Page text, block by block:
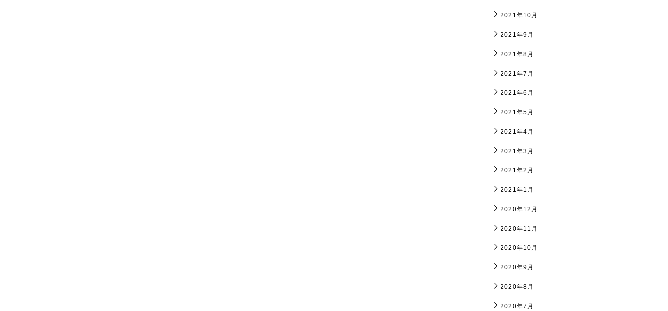
2021年10月
2021年9月
2021年8月
2021年7月
2021年6月
2021年5月
2021年4月
2021年3月
2021年2月
2021年1月
2020年12月
2020年11月
2020年10月
2020年9月
2020年8月
2020年7月